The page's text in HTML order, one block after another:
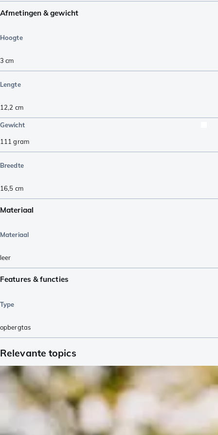
Afmetingen & gewicht
Hoogte
3 cm
Lengte
12,2 cm
Gewicht
111 gram
Breedte
16,5 cm
Materiaal
Materiaal
leer
Features & functies
Type
opbergtas
Relevante topics